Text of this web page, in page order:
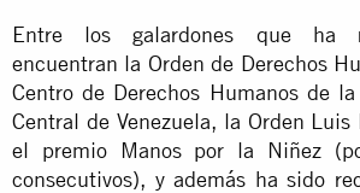
Entre los galardones que ha
encuentran la Orden de Derechos
Centro de Derechos Humanos de
Central de Venezuela, la Orden Luis
el premio Manos por la Niñez
consecutivos), y además ha sido